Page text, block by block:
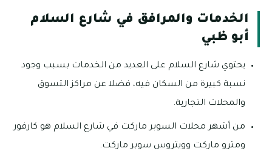
الخدمات والمرافق في شارع السلام
أبو ظبي
يحتوي شارع السلام على العديد من الخدمات بسبب وجود
نسبة كبيرة من السكان فيه، فضلا عن مراكز التسوق
والمحلات التجارية.
من أشهر محلات السوبر ماركت في شارع السلام هو كارفور
ومترو ماركت وويتروس سوبر ماركت.